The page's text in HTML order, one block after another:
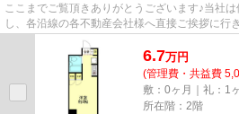
ここまでご覧頂きありがとうございます♪当社
し、各沿線の各不動産会社様へ直接ご挨拶に行
しております！最新の情報は...
6.7万円
(管理費・共益費
敷：0ヶ月｜礼：1
所在階：2階